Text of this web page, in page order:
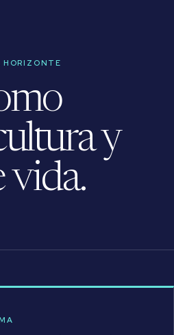
HORIZONTE
y
vida.